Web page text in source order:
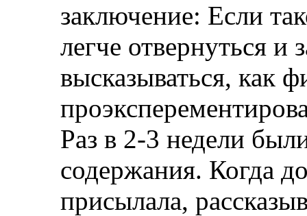
заключение: Если
легче отвернуться
высказываться, как
Раз в 2-3 недели
содержания. Когда
присылала,